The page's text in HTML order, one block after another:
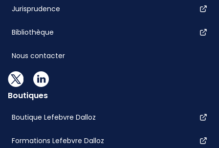
Jurisprudence
Bibliothèque
Nous contacter
Boutiques
Boutique Lefebvre Dalloz
Formations Lefebvre Dalloz